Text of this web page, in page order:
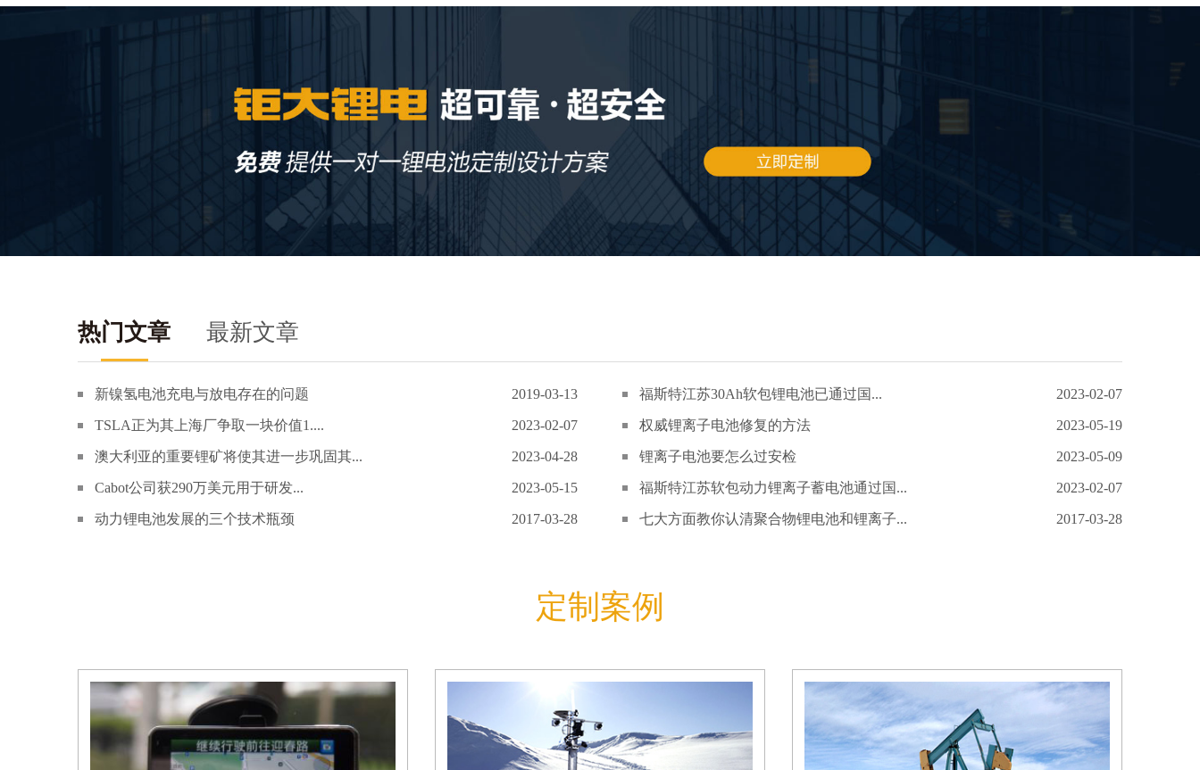
热门文章 最新文章
新镍氢电池充电与放电存在的问题 2019-03-13 福斯特江苏30Ah软包锂电池已通过国... 2023-02-07
TSLA正为其上海厂争取一块价值1.... 2023-02-07 权威锂离子电池修复的方法 2023-05-19
澳大利亚的重要锂矿将使其进一步巩固其... 2023-04-28 锂离子电池要怎么过安检 2023-05-09
Cabot公司获290万美元用于研发... 2023-05-15 福斯特江苏软包动力锂离子蓄电池通过国... 2023-02-07
动力锂电池发展的三个技术瓶颈 2017-03-28 七大方面教你认清聚合物锂电池和锂离子... 2017-03-28
定制案例